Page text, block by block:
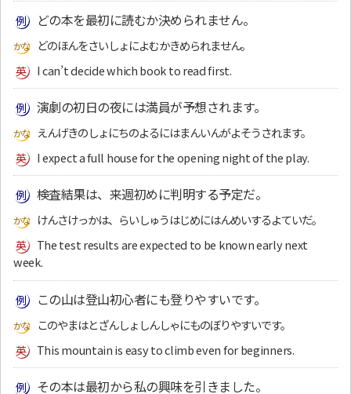
どの本を最初に読むか決められません。
どのほんをさいしょによむかきめられません。
I can’t decide which book to read first.
演劇の初日の夜には満員が予想されます。
えんげきのしょにちのよるにはまんいんがよそうされます。
I expect a full house for the opening night of the play.
検査結果は、来週初めに判明する予定だ。
けんさけっかは、らいしゅうはじめにはんめいするよていだ。
The test results are expected to be known early next
week.
この山は登山初心者にも登りやすいです。
このやまはとざんしょしんしゃにものぼりやすいです。
This mountain is easy to climb even for beginners.
その本は最初から私の興味を引きました。